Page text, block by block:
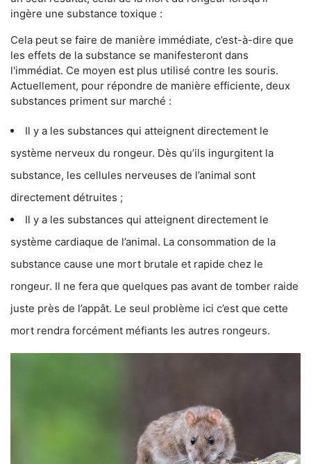
ingère une substance toxique :
Cela peut se faire de manière immédiate, c’est-à-dire que
les effets de la substance se manifesteront dans
l'immédiat. Ce moyen est plus utilisé contre les souris.
Actuellement, pour répondre de manière efficiente, deux
substances priment sur marché :
Il y a les substances qui atteignent directement le
système nerveux du rongeur. Dès qu’ils ingurgitent la
substance, les cellules nerveuses de l’animal sont
directement détruites ;
Il y a les substances qui atteignent directement le
système cardiaque de l’animal. La consommation de la
substance cause une mort brutale et rapide chez le
rongeur. Il ne fera que quelques pas avant de tomber raide
juste près de l’appât. Le seul problème ici c’est que cette
mort rendra forcément méfiants les autres rongeurs.